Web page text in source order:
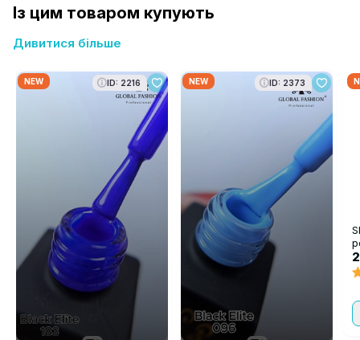
Із цим товаром купують
Дивитися більше
NEW ID: 2216 NEW ID: 2373